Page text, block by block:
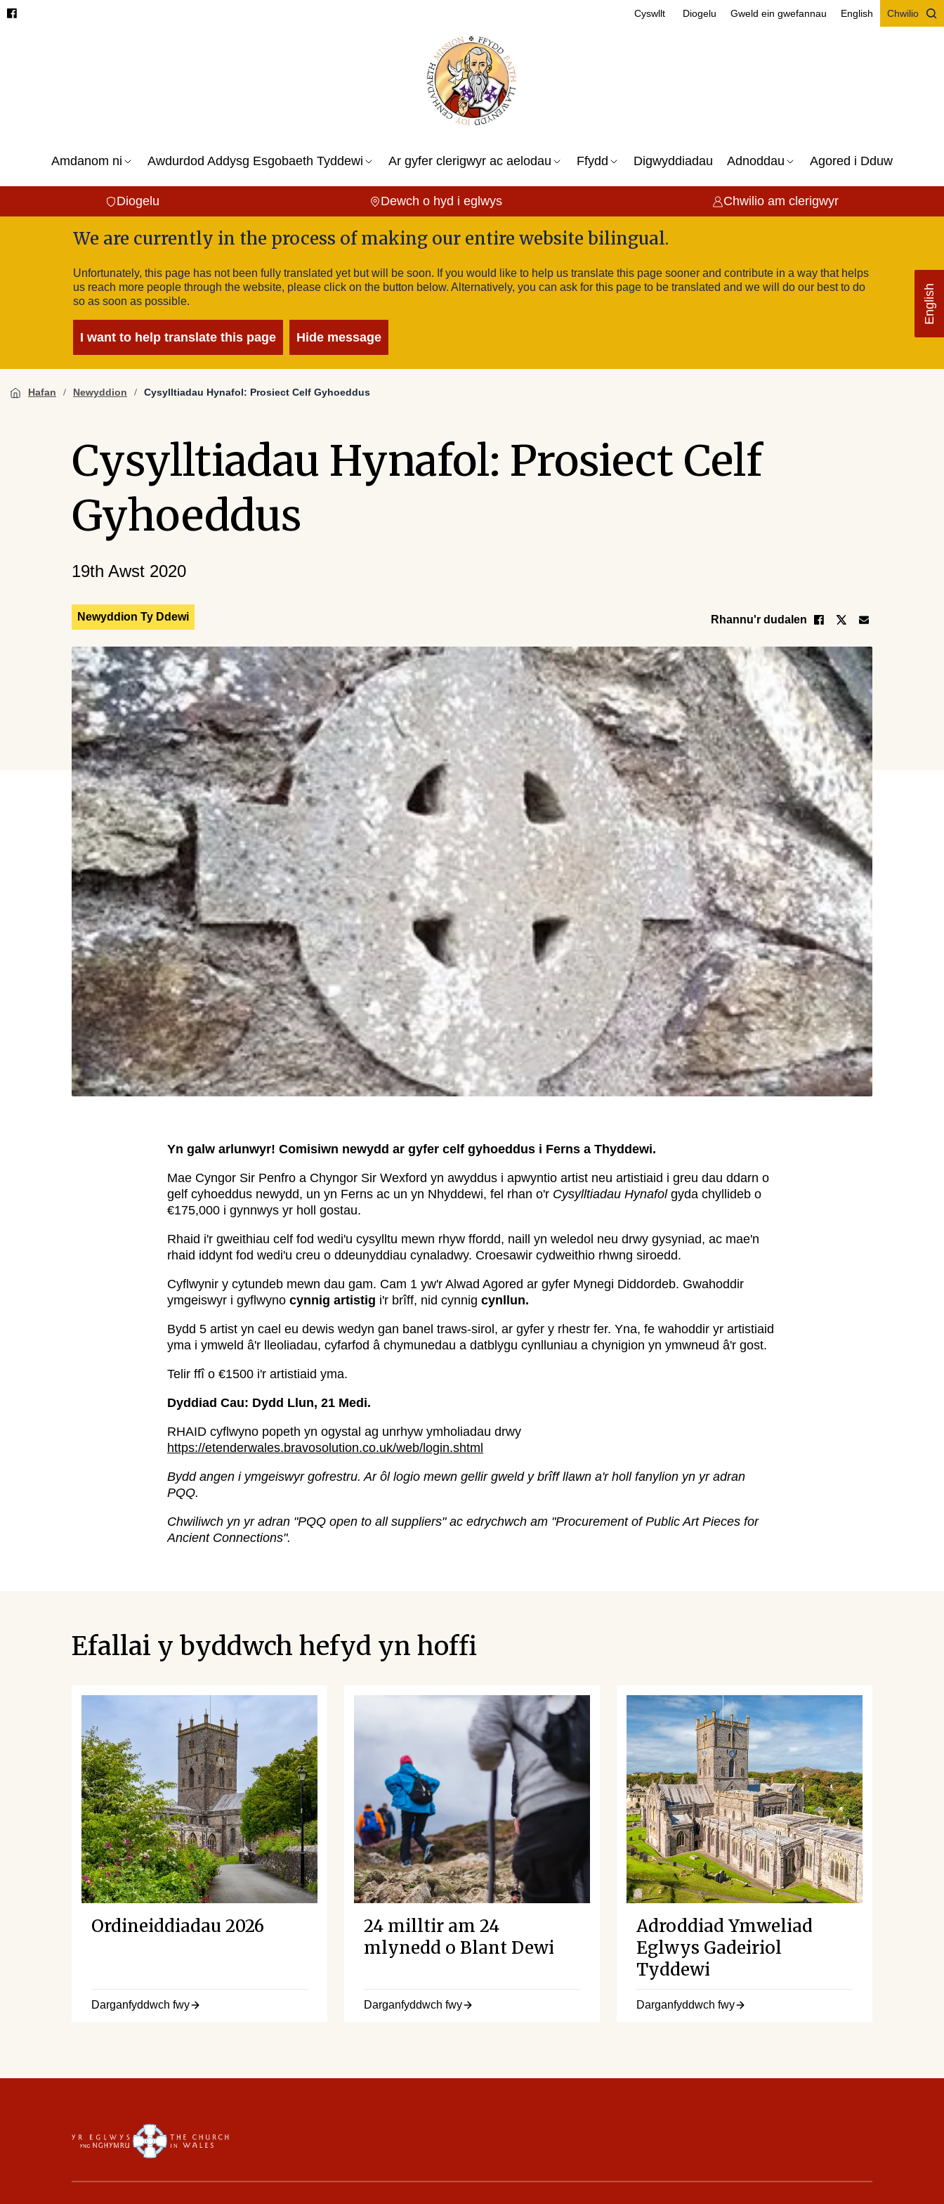
English
Cyswllt Diogelu Gweld ein gwefannau English Chwilio
Amdanom ni Awdurdod Addysg Esgobaeth Tyddewi Ar gyfer clerigwyr ac aelodau Ffydd Digwyddiadau Adnoddau Agored i Dduw
Diogelu Dewch o hyd i eglwys Chwilio am clerigwyr
We are currently in the process of making our entire website bilingual.
Unfortunately, this page has not been fully translated yet but will be soon. If you would like to help us translate this page sooner and contribute in a way that helps
us reach more people through the website, please click on the button below. Alternatively, you can ask for this page to be translated and we will do our best to do
so as soon as possible.
I want to help translate this page Hide message
Hafan Newyddion Cysylltiadau Hynafol: Prosiect Celf Gyhoeddus
Cysylltiadau Hynafol: Prosiect Celf
Gyhoeddus
19th Awst 2020
Newyddion Ty Ddewi Rhannu'r dudalen
Yn galw arlunwyr! Comisiwn newydd ar gyfer celf gyhoeddus i Ferns a Thyddewi.
Mae Cyngor Sir Penfro a Chyngor Sir Wexford yn awyddus i apwyntio artist neu artistiaid i greu dau ddarn o
gelf cyhoeddus newydd, un yn Ferns ac un yn Nhyddewi, fel rhan o'r Cysylltiadau Hynafolgyda chyllideb o
€175,000 i gynnwys yr holl gostau.
Rhaid i'r gweithiau celf fod wedi'u cysylltu mewn rhyw ffordd, naill yn weledol neu drwy gysyniad, ac mae'n
rhaid iddynt fod wedi'u creu o ddeunyddiau cynaladwy. Croesawir cydweithio rhwng siroedd.
Cyflwynir y cytundeb mewn dau gam. Cam 1 yw'r Alwad Agored ar gyfer Mynegi Diddordeb. Gwahoddir
ymgeiswyr i gyflwyno cynnig artistig i'r brîff, nid cynnig cynllun.
Bydd 5 artist yn cael eu dewis wedyn gan banel traws-sirol, ar gyfer y rhestr fer. Yna, fe wahoddir yr artistiaid
yma i ymweld â'r lleoliadau, cyfarfod â chymunedau a datblygu cynlluniau a chynigion yn ymwneud â'r gost.
Telir ffî o €1500 i'r artistiaid yma.
Dyddiad Cau: Dydd Llun, 21 Medi.
RHAID cyflwyno popeth yn ogystal ag unrhyw ymholiadau drwy
https://etenderwales.bravosolution.co.uk/web/login.shtml
Bydd angen i ymgeiswyr gofrestru. Ar ôl logio mewn gellir gweld y brîff llawn a'r holl fanylion yn yr adran
PQQ.
Chwiliwch yn yr adran "PQQ open to all suppliers" ac edrychwch am "Procurement of Public Art Pieces for
Ancient Connections".
Efallai y byddwch hefyd yn hoffi
Ordineiddiadau 2026
Darganfyddwch fwy
24 milltir am 24
mlynedd o Blant Dewi
Darganfyddwch fwy
Adroddiad Ymweliad
Eglwys Gadeiriol
Tyddewi
Darganfyddwch fwy